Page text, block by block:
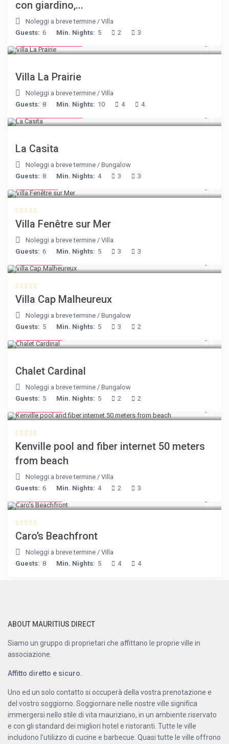
con giardino,...
Noleggi a breve termine /Villa
Guests: 6 Min. Nights: 5 2 3
Villa La Prairie
Noleggi a breve termine /Villa
Guests: 8 Min. Nights: 10 4 4
La Casita
Noleggi a breve termine /Bungalow
Guests: 8 Min. Nights: 4 3 3
Villa Fenêtre sur Mer
Noleggi a breve termine /Villa
Guests: 6 Min. Nights: 5 3 3
Villa Cap Malheureux
Noleggi a breve termine /Bungalow
Guests: 5 Min. Nights: 5 3 2
Chalet Cardinal
Noleggi a breve termine /Bungalow
Guests: 5 Min. Nights: 5 2 2
Kenville pool and fiber internet 50 meters
from beach
Noleggi a breve termine /Villa
Guests: 6 Min. Nights: 4 2 3
Caro’s Beachfront
Noleggi a breve termine /Villa
Guests: 8 Min. Nights: 5 4 4
ABOUT MAURITIUS DIRECT
Siamo un gruppo di proprietari che affittano le proprie ville in
associazione.
Affitto diretto e sicuro.
Uno ed un solo contatto si occuperà della vostra prenotazione e
del vostro soggiorno. Soggiornare nelle nostre ville significa
immergersi nello stile di vita mauriziano, in un ambiente riservato
e con gli standard dei migliori hotel e ristoranti. Tutte le ville
includono l’utilizzo di cucine e barbecue. Quasi tutte le ville offrono